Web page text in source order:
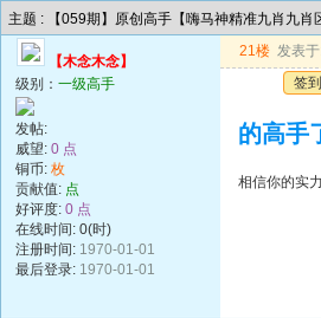
主题 : 【059期】原创高手【嗨马神精准九肖九肖
【木念木念】
级别： 一级高手
发帖:
威望: 0 点
铜币: 枚
贡献值: 点
好评度: 0 点
在线时间: 0(时)
注册时间: 1970-01-01
最后登录: 1970-01-01
21楼 发表
签
的高手
相信你的实